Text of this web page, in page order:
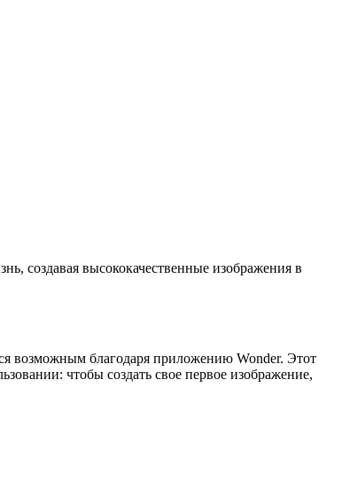
создавая высококачественные изображения в
возможным благодаря приложению Wonder. Этот
чтобы создать свое первое изображение,